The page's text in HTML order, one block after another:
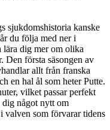
sjukdomshistoria kanske
du följa med ner i
lära dig mer om olika
Den första säsongen av
allt från franska
en hal ål som heter Putte.
vilket passar perfekt
något nytt om
valven som förvarar tidens